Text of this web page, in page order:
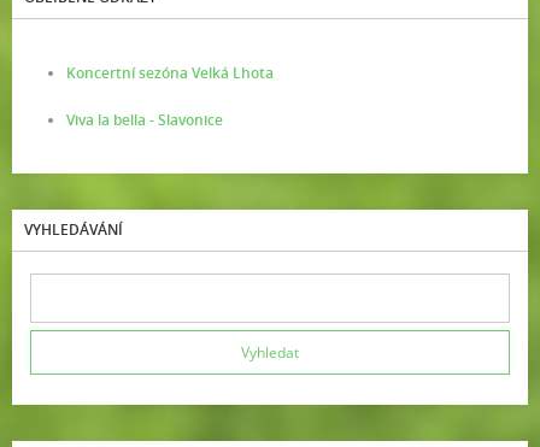
Koncertní sezóna Velká Lhota
Viva la bella - Slavonice
VYHLEDÁVÁNÍ